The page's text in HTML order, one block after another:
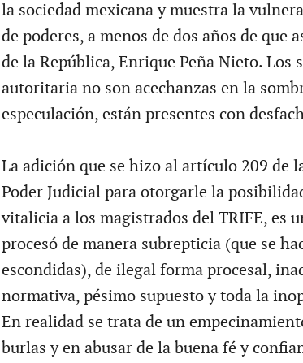
la sociedad mexicana y muestra la
de poderes, a menos de dos años de que
de la República, Enrique Peña Nieto. Los
autoritaria no son acechanzas en la
especulación, están presentes con
La adición que se hizo al artículo 209 de
Poder Judicial para otorgarle la
vitalicia a los magistrados del TRIFE, es
procesó de manera subrepticia (que se
escondidas), de ilegal forma procesal,
normativa, pésimo supuesto y toda la
En realidad se trata de un
burlas y en abusar de la buena fé y